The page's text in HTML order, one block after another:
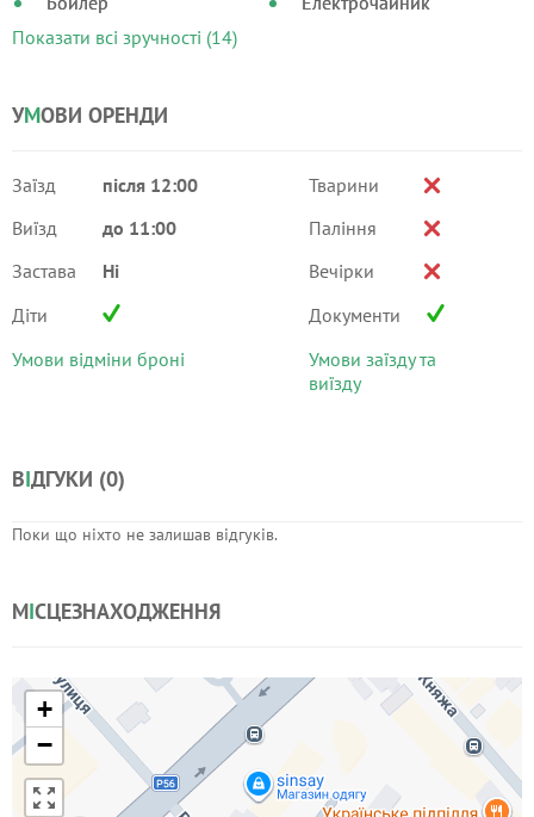
Показати всі зручності (14)
УМОВИ ОРЕНДИ
Заїзд
після 12:00
Виїзд
до 11:00
Застава
Ні
Діти
Умови відміни броні
Тварини
Паління
Вечірки
Документи
Умови заїзду та
виїзду
ВІДГУКИ (0)
Поки що ніхто не залишав відгуків.
МІСЦЕЗНАХОДЖЕННЯ
+
−